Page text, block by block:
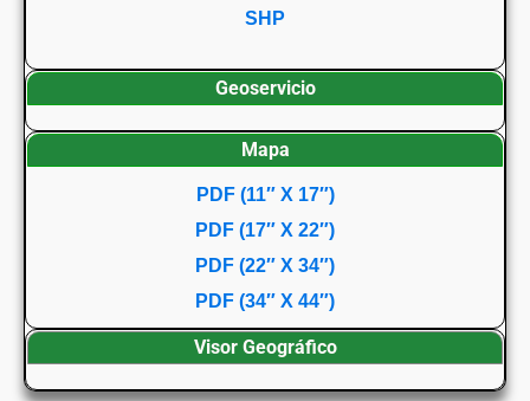
SHP
Geoservicio
Mapa
PDF (11″ X 17″)
PDF (17″ X 22″)
PDF (22″ X 34″)
PDF (34″ X 44″)
Visor Geográfico